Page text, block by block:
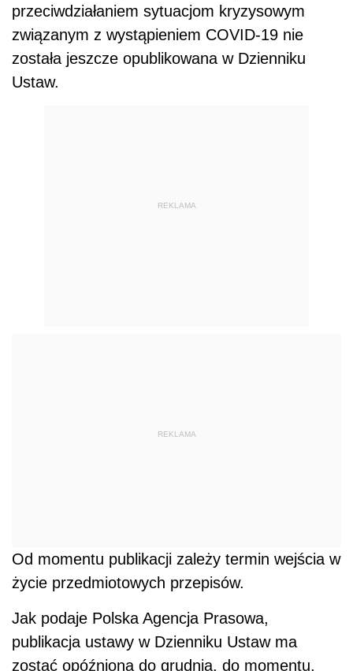
przeciwdziałaniem sytuacjom kryzysowym
związanym z wystąpieniem COVID-19 nie
została jeszcze opublikowana w Dzienniku
Ustaw.
REKLAMA
REKLAMA
Od momentu publikacji zależy termin wejścia w
życie przedmiotowych przepisów.
Jak podaje Polska Agencja Prasowa,
publikacja ustawy w Dzienniku Ustaw ma
zostać opóźniona do grudnia, do momentu,